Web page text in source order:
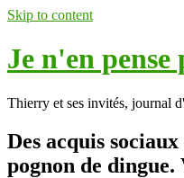
Skip to content
Je n'en pense
Thierry et ses invités, journal
Des acquis
pognon de